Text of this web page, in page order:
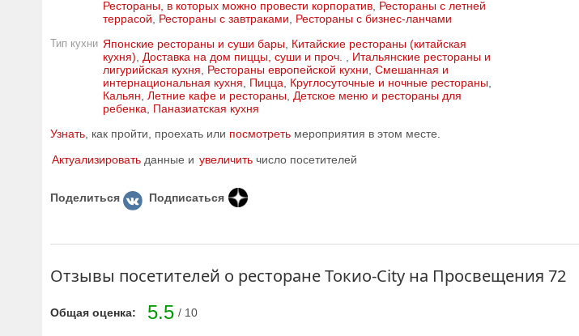
Рестораны, в которых можно провести корпоратив Рестораны с летней
террасой
Рестораны с завтраками Рестораны с бизнес-ланчами
Тип кухни Японские рестораны и суши бары
Китайские рестораны (китайская
кухня)
Доставка на дом пиццы, суши и проч.
Итальянские рестораны и
лигурийская кухня
Рестораны европейской кухни Смешанная и
интернациональная кухня
Пицца Круглосуточные и ночные рестораны
Кальян Летние кафе и рестораны
Детское меню и рестораны для
ребенка
Паназиатская кухня
Узнать , как пройти, проехать или посмотреть мероприятия в этом месте.
Актуализировать данные и увеличить число посетителей
Поделиться Подписаться
Отзывы посетителей о ресторане Токио-City на Просвещения 72
Общая оценка: 5.5 / 10